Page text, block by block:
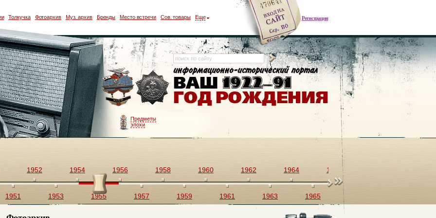
Регистрация
Толкучка Фотоархив Муз. архив Бренды Место встречи Сов. товары Еще
Предметы
эпохи
1951
1952
1953
1954
1955
1956
1957
1958
1959
1960
1961
1962
1963
1964
1965
1966